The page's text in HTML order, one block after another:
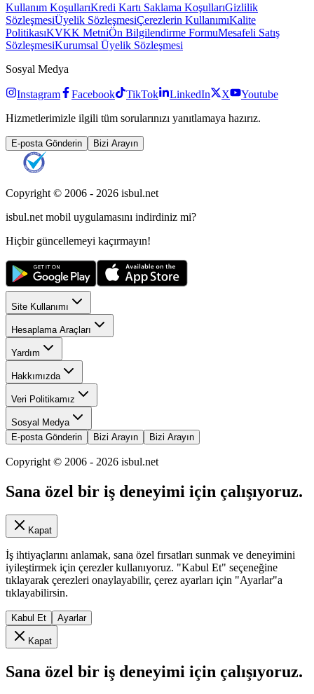
Kullanım KoşullarıKredi Kartı Saklama KoşullarıGizlilik
SözleşmesiÜyelik SözleşmesiÇerezlerin KullanımıKalite
PolitikasıKVKK MetniÖn Bilgilendirme FormuMesafeli Satış
SözleşmesiKurumsal Üyelik Sözleşmesi
Sosyal Medya
Instagram Facebook TikTok LinkedIn X
Youtube
Hizmetlerimizle ilgili tüm sorularınızı yanıtlamaya hazırız.
E-posta Gönderin Bizi Arayın
Copyright © 2006 - 2026 isbul.net
isbul.net mobil uygulamasını indirdiniz mi?
Hiçbir güncellemeyi kaçırmayın!
Site Kullanımı
Hesaplama Araçları
Yardım
Hakkımızda
Veri Politikamız
Sosyal Medya
E-posta Gönderin
Bizi Arayın Bizi Arayın
Copyright © 2006 - 2026 isbul.net
Sana özel bir iş deneyimi için çalışıyoruz.
Kapat
İş ihtiyaçlarını anlamak, sana özel fırsatları sunmak ve deneyimini
iyileştirmek için çerezler kullanıyoruz. "Kabul Et" seçeneğine
tıklayarak çerezleri onaylayabilir, çerez ayarları için "Ayarlar"a
tıklayabilirsin.
Kabul Et Ayarlar
Kapat
Sana özel bir iş deneyimi için çalışıyoruz.